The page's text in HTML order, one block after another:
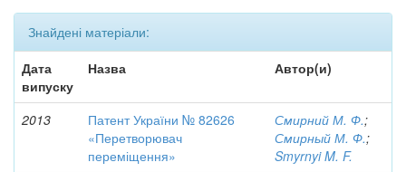
Знайдені матеріали:
Дата
випуску
Назва Автор(и)
2013
Патент України № 82626
«Перетворювач
переміщення»
Смирний М. Ф.;
Смирный М. Ф.;
Smyrnyi M. F.